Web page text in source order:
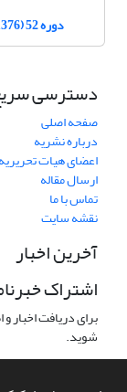
دوره 52 (1376)
دسترسی
صفحه اصلی
درباره نشریه
اعضای هیات تحریریه
ارسال مقاله
تماس با ما
نقشه سایت
آخرین اخبار
اشتراک
برای دریافت اخبار
شوید.